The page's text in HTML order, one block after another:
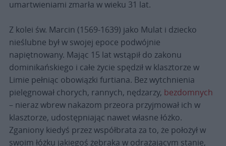
umartwieniami zmarła w wieku 31 lat.
Z kolei św. Marcin (1569-1639) jako Mulat i dziecko
nieślubne był w swojej epoce podwójnie
napiętnowany. Mając 15 lat wstąpił do zakonu
dominikańskiego i całe życie spędził w klasztorze w
Limie pełniąc obowiązki furtiana. Bez wytchnienia
pielęgnował chorych, rannych, nędzarzy, bezdomnych
– nieraz wbrew nakazom przeora przyjmował ich w
klasztorze, udostępniając nawet własne łóżko.
Zganiony kiedyś przez współbrata za to, że położył w
swoim łóżku jakiegoś żebraka w odrażającym stanie,